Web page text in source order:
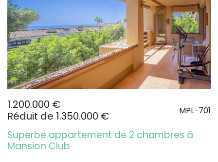
1.200.000 €
Réduit de 1.350.000 €
MPL-701
Superbe appartement de 2 chambres à
Mansion Club